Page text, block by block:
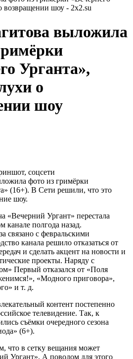
возвращении шоу - 2x2.su
выложила
Урганта»,
о
шоу
соцсети
фото из гримёрки
(16+). В Сети решили, что это
шоу.
«Вечерний Ургант» перестала
канале полгода назад.
связано с февральскими
канала решило отказаться от
и сделать акцент на новости и
проекты. Наряду с
Первый отказался от «Поля
«Модного приговора»,
и т. д.
контент постепенно
телевидение. Так, к
съёмки очередного сезона
(6+).
что в сетку вещания может
Ургант». А поводом для этого